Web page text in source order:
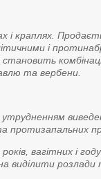
краплях.
і
та вербени.
утрудненням
протизапальних
вагітних і
розлади